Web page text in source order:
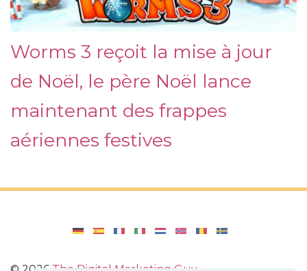
Worms 3 reçoit la mise à jour
de Noël, le père Noël lance
maintenant des frappes
aériennes festives